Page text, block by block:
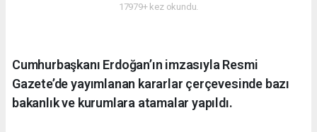
17979+ kez okundu.
Cumhurbaşkanı Erdoğan’ın imzasıyla Resmi
Gazete’de yayımlanan kararlar çerçevesinde bazı
bakanlık ve kurumlara atamalar yapıldı.